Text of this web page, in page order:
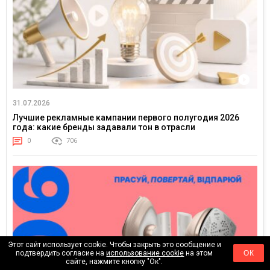
31.07.2026
Лучшие рекламные кампании первого полугодия 2026
года: какие бренды задавали тон в отрасли
0 706
Этот сайт использует cookie. Чтобы закрыть это сообщение и
подтвердить согласие наиспользование cookie на этом
сайте, нажмите кнопку "Ок".
ОК